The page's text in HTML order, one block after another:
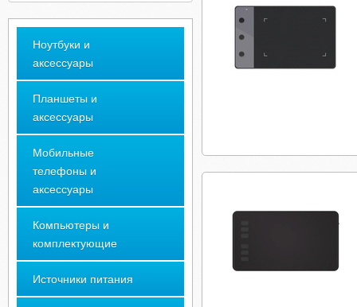
Ноутбуки и
аксессуары
Планшеты и
аксессуары
Мобильные
телефоны и
аксессуары
Компьютеры и
комплектующие
Источники питания